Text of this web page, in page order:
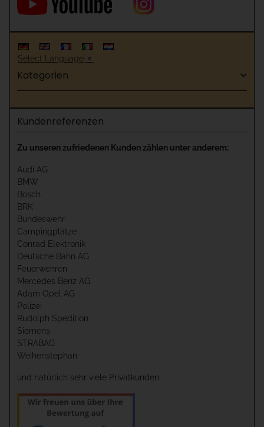
Select Language ▼
Kategorien
Kundenreferenzen
Zu unseren zufriedenen Kunden zählen unter anderem:
Audi AG
BMW
Bosch
BRK
Bundeswehr
Campingplätze
Conrad Elektronik
Deutsche Bahn AG
Feuerwehren
Mercedes Benz AG
Adam Opel AG
Polizei
Rudolph Spedition
Siemens
STRABAG
Weihenstephan
und natürlich sehr viele Privatkunden